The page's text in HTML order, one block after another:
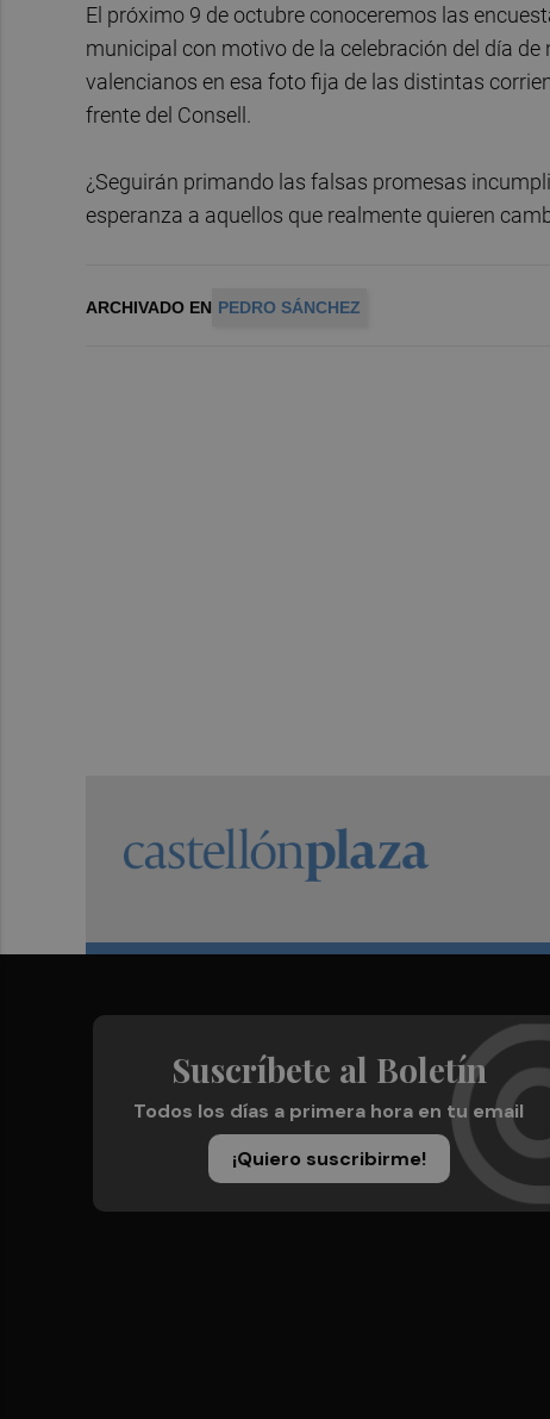
El próximo 9 de octubre conoceremos las
municipal con motivo de la celebración del día
valencianos en esa foto fija de las distintas
frente del Consell.
¿Seguirán primando las falsas promesas
esperanza a aquellos que realmente quieren
ARCHIVADO EN PEDRO SÁNCHEZ
Suscríbete al Boletín
Todos los días a primera hora en tu email
¡Quiero suscribirme!